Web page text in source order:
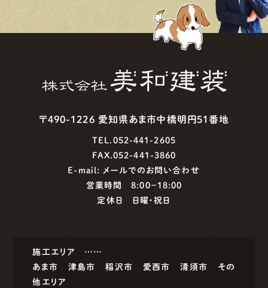
〒490-1226 愛知県あま市中橋明円51番地
TEL.052-441-2605
FAX.052-441-3860
E-mail: メールでのお問い合わせ
営業時間 8:00−18:00
定休日 日曜・祝日
施工エリア ……
あま市
津島市 稲沢市 愛西市 清須市
その
他エリア